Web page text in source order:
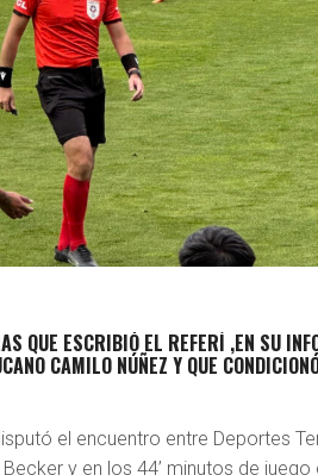
QUE ESCRIBIÓ EL REFERÍ ,EN SU
CAMILO NÚÑEZ Y QUE
el encuentro entre Deportes
y en los 44’ minutos de